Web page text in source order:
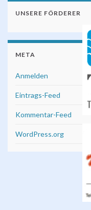
UNSERE FÖRDERER
META
Anmelden
Eintrags-Feed
Kommentar-Feed
WordPress.org